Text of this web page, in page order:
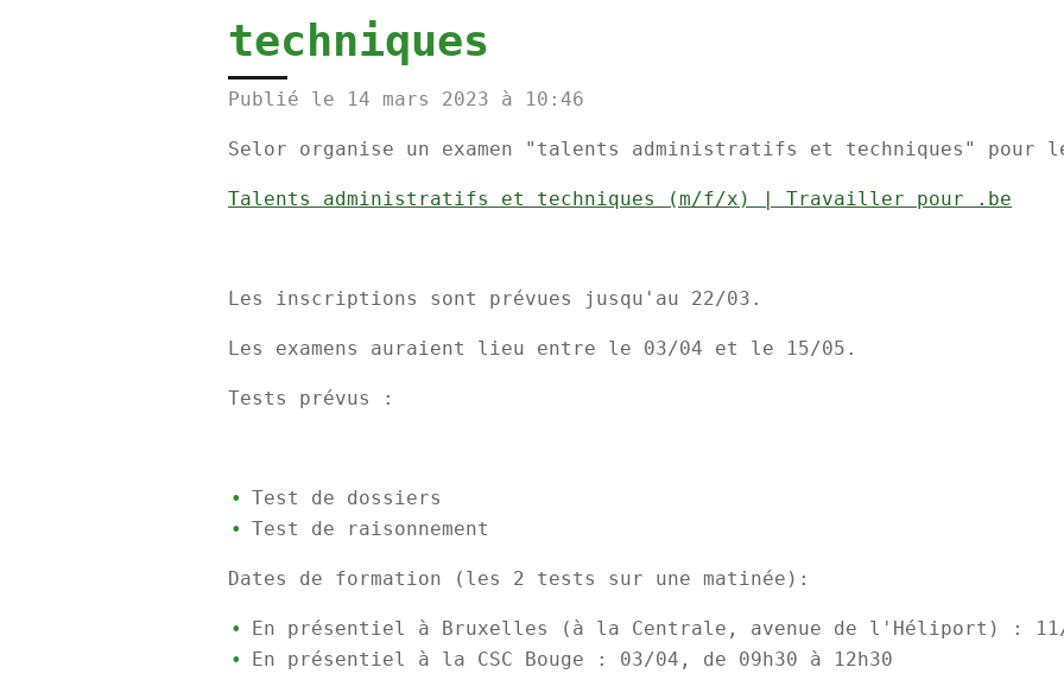
techniques
Publié le 14 mars 2023 à 10:46
Selor organise un examen "talents administratifs et techniques" pour
Talents administratifs et techniques (m/f/x) | Travailler pour .be
Les inscriptions sont prévues jusqu'au 22/03.
Les examens auraient lieu entre le 03/04 et le 15/05.
Tests prévus :
Test de dossiers
Test de raisonnement
Dates de formation (les 2 tests sur une matinée):
En présentiel à Bruxelles (à la Centrale, avenue de l'Héliport) : 11/
En présentiel à la CSC Bouge : 03/04, de 09h30 à 12h30